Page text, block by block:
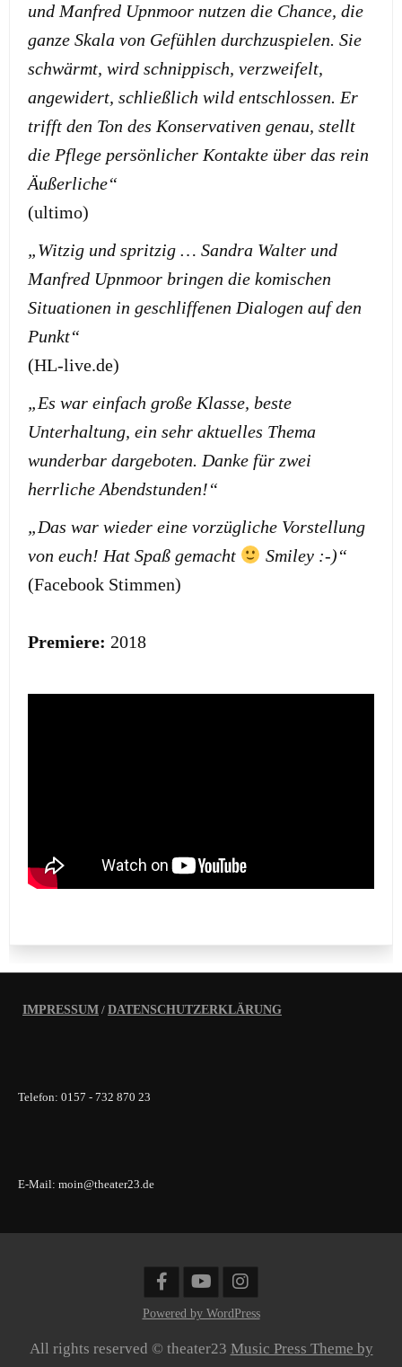
und Manfred Upnmoor nutzen die Chance, die
ganze Skala von Gefühlen durchzuspielen. Sie
schwärmt, wird schnippisch, verzweifelt,
angewidert, schließlich wild entschlossen. Er
trifft den Ton des Konservativen genau, stellt
die Pflege persönlicher Kontakte über das rein
Äußerliche“
(ultimo)
„Witzig und spritzig … Sandra Walter und
Manfred Upnmoor bringen die komischen
Situationen in geschliffenen Dialogen auf den
Punkt“
(HL-live.de)
„Es war einfach große Klasse, beste
Unterhaltung, ein sehr aktuelles Thema
wunderbar dargeboten. Danke für zwei
herrliche Abendstunden!“
„Das war wieder eine vorzügliche Vorstellung
von euch! Hat Spaß gemacht
Smiley :-)“
(Facebook Stimmen)
Premiere: 2018
IMPRESSUM / DATENSCHUTZERKLÄRUNG
Telefon: 0157 - 732 870 23
E-Mail: moin@theater23.de
Powered by WordPress
All rights reserved © theater23 Music Press Theme by